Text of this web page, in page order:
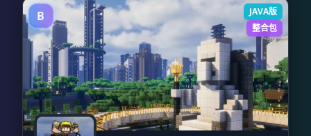
擎天空大气渲染技术与极线采样 (Epipolar
Sampling) 方法。实时体积云
(Volumetric Clouds)
渲染系统。高质量自适应阴影 (Adaptive
Shadows)
(RTWSM)，带来细腻的投影效果。 安装指
南 下载双鱼座 Alpha (Alpha Piscium) 着
色器包文件。 确保已安装 Iris 着色器加载
器。 启动我的世界启动器，选择您创建的
B
JAVA版
整合包